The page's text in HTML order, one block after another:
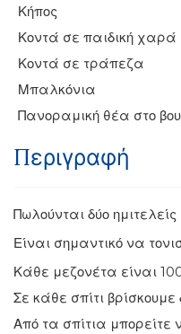
Κήπος
Κοντά σε παιδική χαρά
Κοντά σε τράπεζα
Μπαλκόνια
Πανοραμική θέα στο
Περιγραφή
Πωλούνται δύο
Είναι σημαντικό να
Κάθε μεζονέτα είναι
Σε κάθε σπίτι
Από τα σπίτια